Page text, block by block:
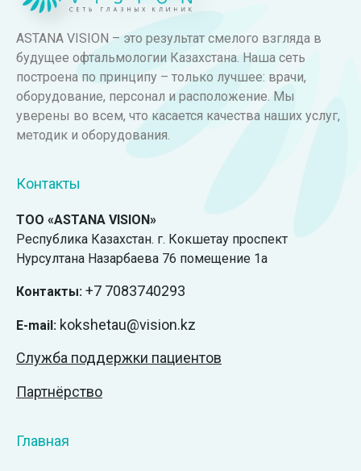
ASTANA VISION – это результат смелого взгляда в
будущее офтальмологии Казахстана. Наша сеть
построена по принципу – только лучшее: врачи,
оборудование, персонал и расположение. Мы
уверены во всем, что касается качества наших услуг,
методик и оборудования.
Контакты
ТОО «ASTANA VISION»
Республика Казахстан. г. Кокшетау проспект
Нурсултана Назарбаева 76 помещение 1а
Контакты: +7 7083740293
E-mail: kokshetau@vision.kz
Служба поддержки пациентов
Партнёрство
Главная